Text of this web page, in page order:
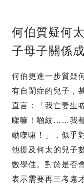
何伯質疑何
子母子關係
何伯更進一步質疑
有自閉症的兒子，
直言：「我亡妻生
㗎嘛！啲紋……我
動㗎嘛！」，似乎
他提及何太的兒子
數學佳。對於是否
表示需要再三考慮